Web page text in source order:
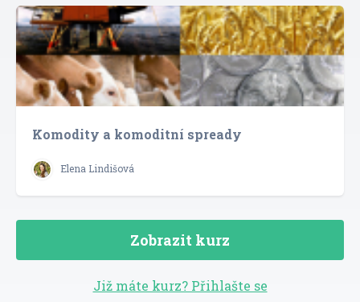
Komodity a komoditní spready
Elena Lindišová
Zobrazit kurz
Již máte kurz? Přihlašte se